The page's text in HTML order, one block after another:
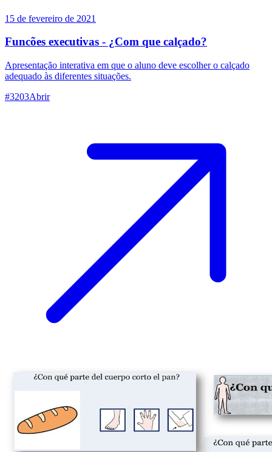
15 de fevereiro de 2021
Funcões executivas - ¿Com que calçado?
Apresentação interativa em que o aluno deve escolher o calçado
adequado às diferentes situações.
#3203Abrir